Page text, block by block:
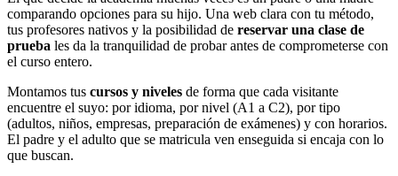
comparando opciones para su hijo. Una web clara con tu método,
tus profesores nativos y la posibilidad de reservar una clase de
prueba les da la tranquilidad de probar antes de comprometerse con
el curso entero.
Montamos tus cursos y niveles de forma que cada visitante
encuentre el suyo: por idioma, por nivel (A1 a C2), por tipo
(adultos, niños, empresas, preparación de exámenes) y con horarios.
El padre y el adulto que se matricula ven enseguida si encaja con lo
que buscan.